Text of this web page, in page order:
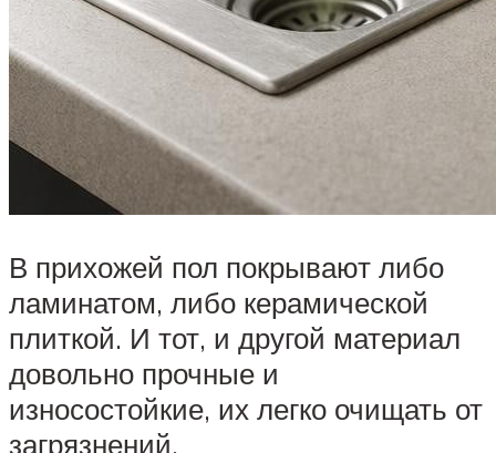
В прихожей пол покрывают либо
ламинатом, либо керамической
плиткой. И тот, и другой материал
довольно прочные и
износостойкие, их легко очищать от
загрязнений.